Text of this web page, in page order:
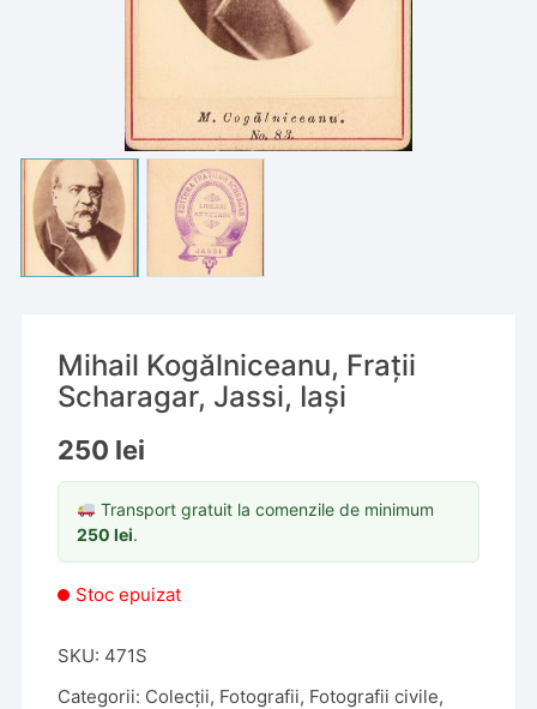
Mihail Kogălniceanu, Frații
Scharagar, Jassi, Iași
250 lei
Transport gratuit la comenzile de minimum
250lei.
Stoc epuizat
SKU: 471S
Categorii: Colecții, Fotografii, Fotografii civile,